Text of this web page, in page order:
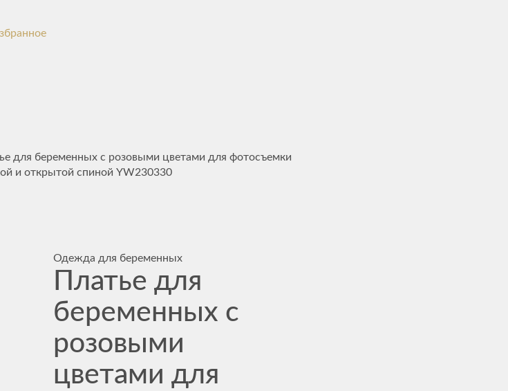
для беременных с розовыми цветами для фотосъемки
и открытой спиной YW230330
Одежда для беременных
Платье для
беременных с
розовыми
цветами для